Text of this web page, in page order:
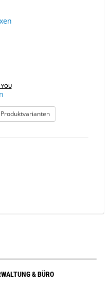
: Boxen
& BÜRO